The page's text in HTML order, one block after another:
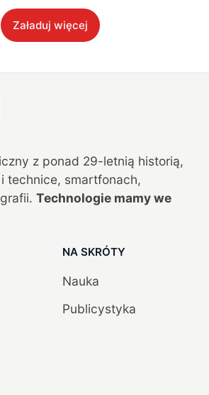
Załaduj więcej
z ponad 29-letnią historią,
technice, smartfonach,
Technologie mamy we
NA SKRÓTY
Nauka
Publicystyka